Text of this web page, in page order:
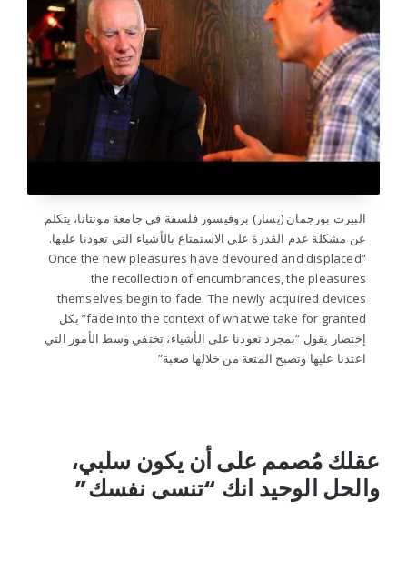
البيرت بورجمان (يسار) بروفيسور فلسفة في جامعة مونتانا، يتكلم
عن مشكلة عدم القدرة على الاستمتاع بالأشياء التي تعودنا عليها.
“Once the new pleasures have devoured and displaced
the recollection of encumbrances, the pleasures
themselves begin to fade. The newly acquired devices
fade into the context of what we take for granted” بكل
إختصار يقول “بمجرد تعودنا على الأشياء، تختفي وسط الأمور التي
اعتدنا عليها وتصبح المتعة من خلالها صعبة”
عقلك مُصمم على أن يكون سلبي،
والحل الوحيد انك “تنسى نفسك”